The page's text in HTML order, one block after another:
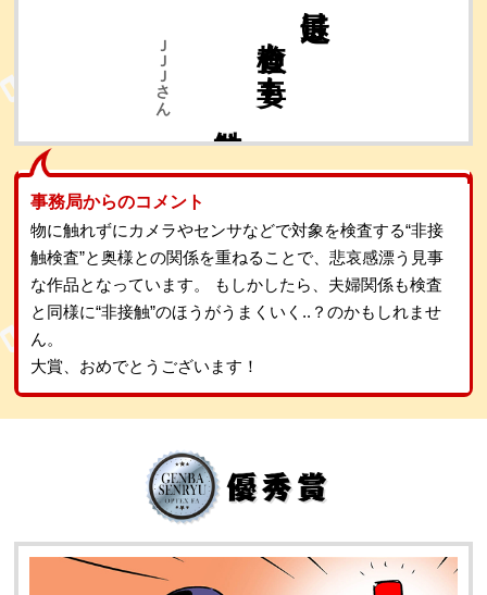
最近は
検査も妻も
ＪＪＪさん
事務局からのコメント
物に触れずにカメラやセンサなどで対象を検査する“非接
触検査”と奥様との関係を重ねることで、悲哀感漂う見事
な作品となっています。 もしかしたら、夫婦関係も検査
と同様に“非接触”のほうがうまくいく..？のかもしれませ
ん。
大賞、おめでとうございます！